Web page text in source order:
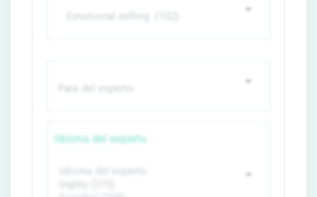
Idioma del experto